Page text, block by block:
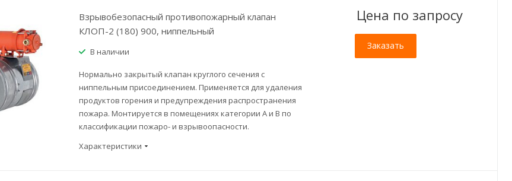
Взрывобезопасный противопожарный клапан
КЛОП-2 (180) 900, ниппельный
В наличии
Нормально закрытый клапан круглого сечения с
ниппельным присоединением. Применяется для удаления
продуктов горения и предупреждения распространения
пожара. Монтируется в помещениях категории A и B по
классификации пожаро- и взрывоопасности.
Характеристики
Цена по запросу
Заказать